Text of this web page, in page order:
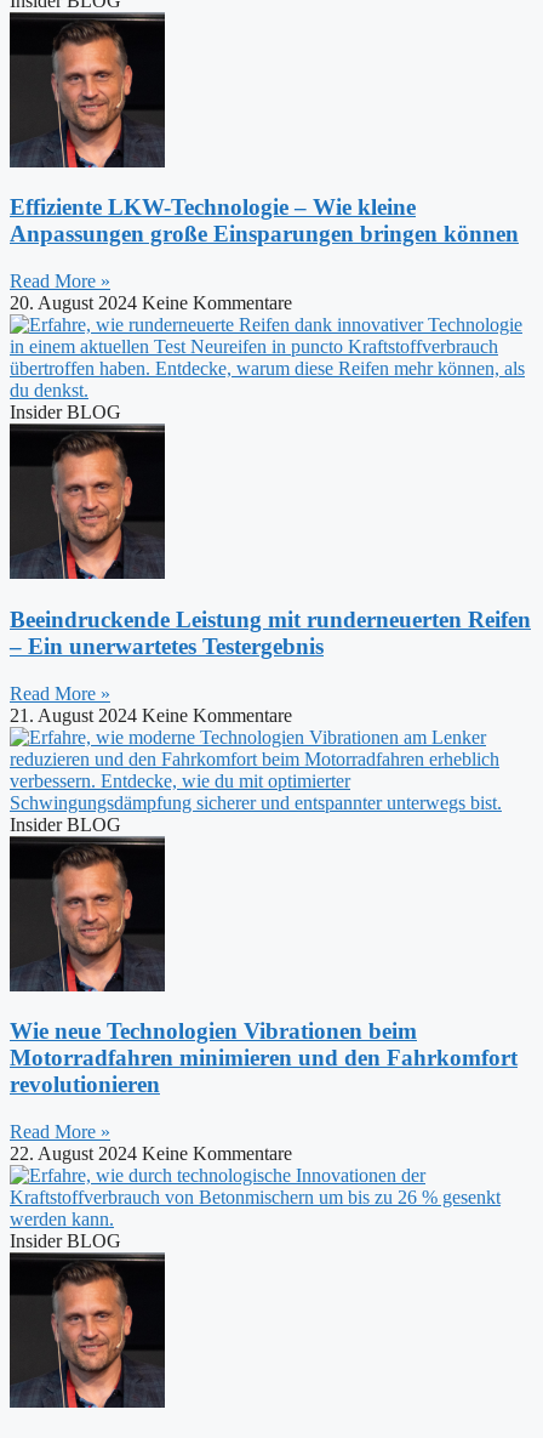
Effiziente LKW-Technologie – Wie kleine
Anpassungen große Einsparungen bringen können
Read More »
20. August 2024 Keine Kommentare
Insider BLOG
Beeindruckende Leistung mit runderneuerten Reifen
– Ein unerwartetes Testergebnis
Read More »
21. August 2024 Keine Kommentare
Insider BLOG
Wie neue Technologien Vibrationen beim
Motorradfahren minimieren und den Fahrkomfort
revolutionieren
Read More »
22. August 2024 Keine Kommentare
Insider BLOG